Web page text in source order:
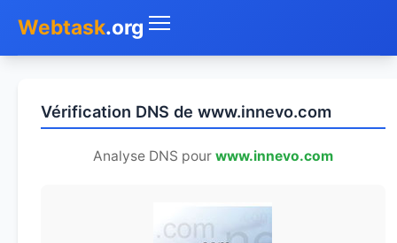
Webtask.org
Whois
Vérification DNS de www.innevo.com
Analyse DNS pour www.innevo.com